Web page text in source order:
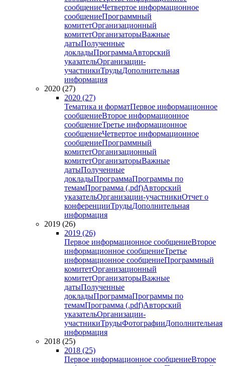
сообщениеЧетвертое информационное
сообщениеПрограммный
комитетОрганизационный
комитетОрганизаторыВажные
датыПолученные
докладыПрограммаАвторский
указательОрганизации-
участникиТрудыДополнительная
информация
2020 (27)
2020 (27)
Тематика и форматПервое информационное
сообщениеВторое информационное
сообщениеТретье информационное
сообщениеЧетвертое информационное
сообщениеПрограммный
комитетОрганизационный
комитетОрганизаторыВажные
датыПолученные
докладыПрограммаПрограммы по
темамПрограмма (.pdf)Авторский
указательОрганизации-участникиОтчет о
конференцииТрудыДополнительная
информация
2019 (26)
2019 (26)
Первое информационное сообщениеВторое
информационное сообщениеТретье
информационное сообщениеПрограммный
комитетОрганизационный
комитетОрганизаторыВажные
датыПолученные
докладыПрограммаПрограммы по
темамПрограмма (.pdf)Авторский
указательОрганизации-
участникиТрудыФотографииДополнительная
информация
2018 (25)
2018 (25)
Первое информационное сообщениеВторое